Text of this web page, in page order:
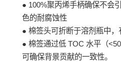
● 100%聚丙烯手柄确保不会
色的耐腐蚀性
● 棉签头可折断于溶剂瓶中，
● 棉签通过低 TOC 水平（
可确保背景贡献的一致性。